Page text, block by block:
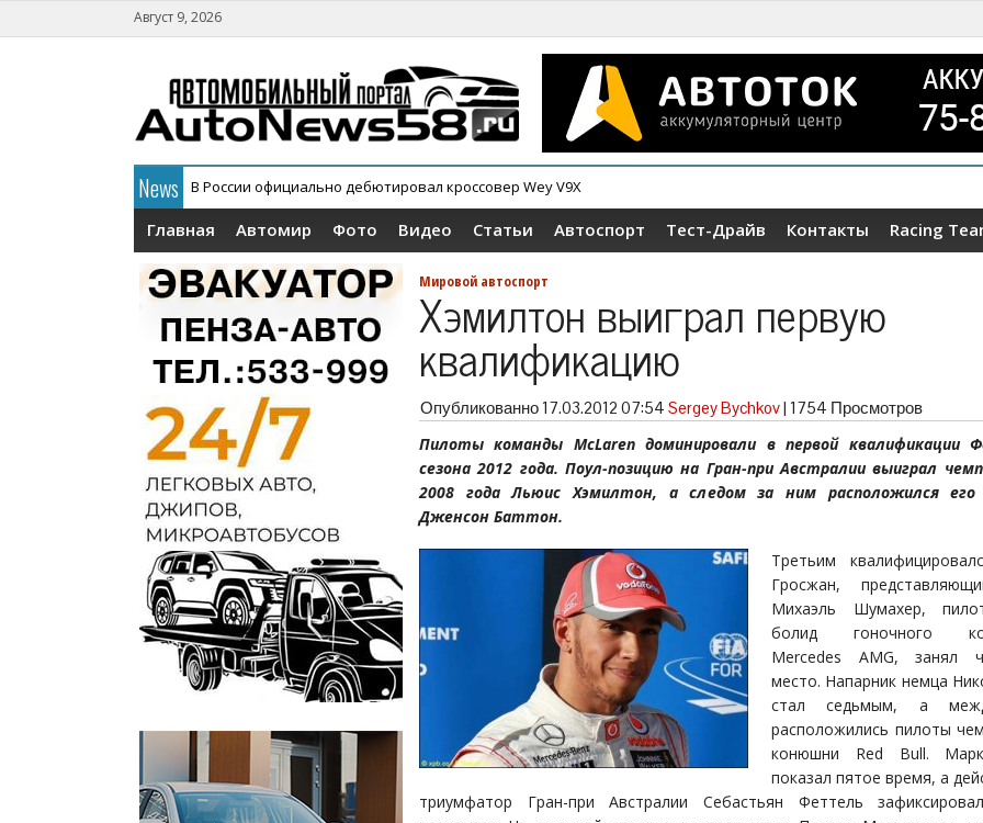
Август 9, 2026
News В России официально дебютировал кроссовер Wey V9X
Главная Автомир Фото Видео Статьи Автоспорт Тест-Драйв Контакты Racing
Мировой автоспорт
Хэмилтон выиграл первую
квалификацию
Опубликованно 17.03.2012 07:54 Sergey Bychkov| 1754 Просмотров
Пилоты команды McLaren доминировали в первой квалификации
сезона 2012 года. Поул-позицию на Гран-при Австралии выиграл
2008 года Льюис Хэмилтон, а следом за ним расположился его
Дженсон Баттон.
Третьим
Гросжан,
Михаэль Шумахер,
болид гоночного
Mercedes AMG, занял
место. Напарник немца
стал седьмым, а
расположились пилоты
конюшни Red Bull.
показал пятое время, а
триумфатор Гран-при Австралии Себастьян Феттель